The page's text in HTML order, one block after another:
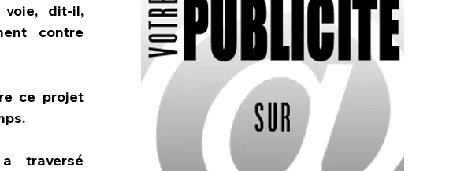
dit-il,
contre
ce projet
traversé